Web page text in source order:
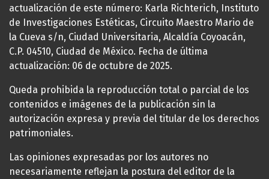
actualización de este número: Karla Richterich, Instituto
de Investigaciones Estéticas, Circuito Maestro Mario de
la Cueva s/n, Ciudad Universitaria, Alcaldía Coyoacán,
C.P. 04510, Ciudad de México. Fecha de última
actualización: 06 de octubre de 2025.
Queda prohibida la reproducción total o parcial de los
contenidos e imágenes de la publicación sin la
autorización expresa y previa del titular de los derechos
patrimoniales.
Las opiniones expresadas por los autores no
necesariamente reflejan la postura del editor de la